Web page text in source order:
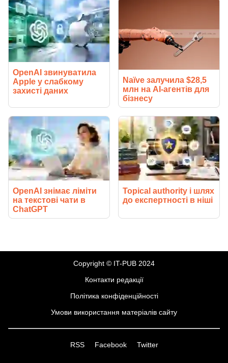
OpenAI звинуватила
Apple у слабкому
захисті даних
Naïve залучила $28,5
млн на AI-агентів для
бізнесу
OpenAI знімає ліміти
на текстові чати в
ChatGPT
Topical authority і шлях
до експертності в ніші
Copyright © IT-PUB 2024
Контакти редакції
Політика конфіденційності
Умови використання матеріалів сайту
RSS Facebook Twitter